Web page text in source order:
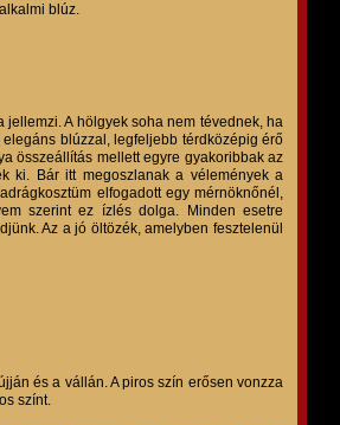
blúz.
A hölgyek soha nem tévednek, ha
blúzzal, legfeljebb térdközépig érő
összeállítás mellett egyre gyakoribbak az
ki. Bár itt megoszlanak a vélemények a
elfogadott egy mérnöknőnél,
szerint ez ízlés dolga. Minden esetre
Az a jó öltözék, amelyben fesztelenül
és a vállán. A piros szín erősen vonzza
színt.